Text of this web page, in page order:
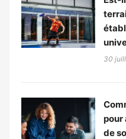
30
pour
de